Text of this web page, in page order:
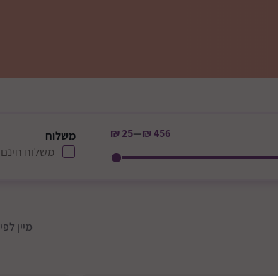
456 ₪
—
25 ₪ משלוח
משלוח חינם
מיין לפי